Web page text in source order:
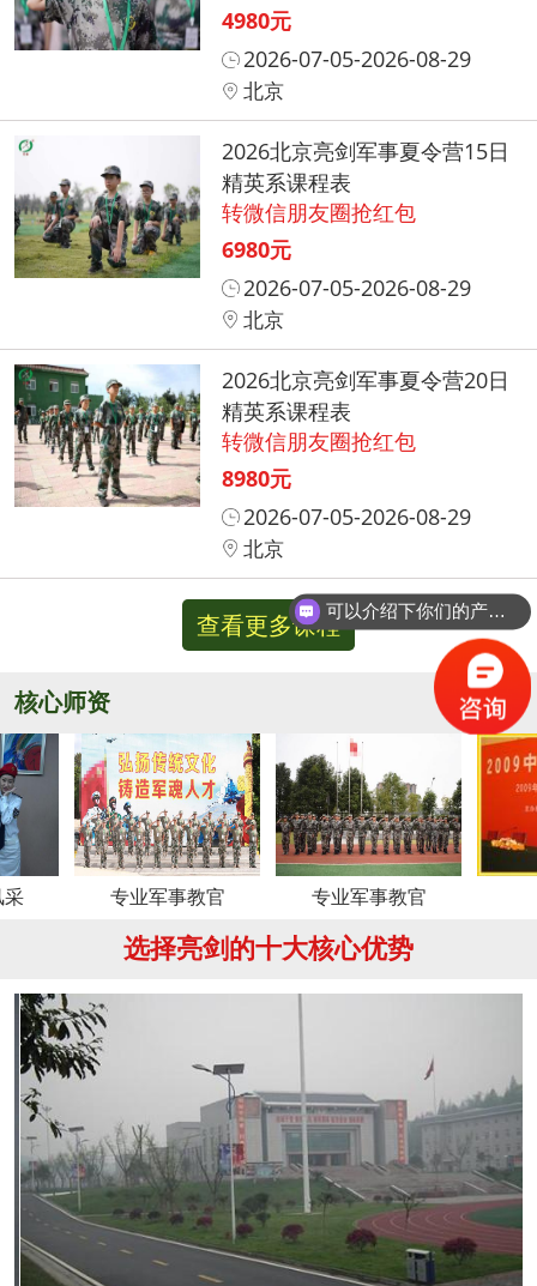
4980元
2026-07-05-2026-08-29
北京
2026北京亮剑军事夏令营15日
精英系课程表
转微信朋友圈抢红包
6980元
2026-07-05-2026-08-29
北京
2026北京亮剑军事夏令营20日
精英系课程表
转微信朋友圈抢红包
8980元
2026-07-05-2026-08-29
北京
查看更多课程
核心师资 更多
专业军事教官 专业军事教官
选择亮剑的十大核心优势
可以介绍下你们的产品么？